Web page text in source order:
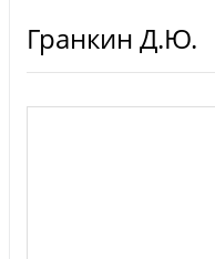
Гранкин Д.Ю.